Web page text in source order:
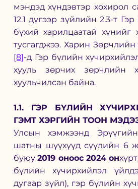
мэндэд хүндэвтэр хохирол
12.1 дүгээр зүйлийн 2.3-т
бүхий харилцаатай хүнийг
тусгагджээ. Харин Зөрчлийн
[8] -д Гэр бүлийн
хууль зөрчих зөрчлийн
хуульчилсан байна.
1.1. ГЭР БҮЛИЙН
ГЭМТ ХЭРГИЙН ТООН
Улсын хэмжээнд
шатны шүүхүүд сүүлийн 6
буюу 2019 оноос 2024 он
бүлийн хүчирхийлэл
дугаар зүйл), гэр бүлийн